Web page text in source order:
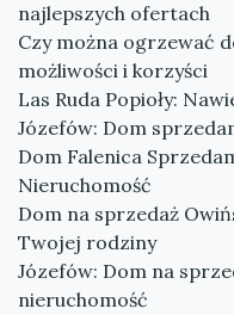
najlepszych ofertach
Czy można ogrzewać
możliwości i korzyści
Las Ruda Popioły:
Józefów: Dom
Dom Falenica
Nieruchomość
Dom na sprzedaż
Twojej rodziny
Józefów: Dom na
nieruchomość